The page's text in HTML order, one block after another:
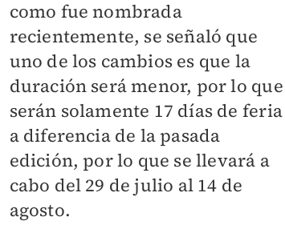
como fue nombrada
recientemente, se señaló que
uno de los cambios es que la
duración será menor, por lo que
serán solamente 17 días de feria
a diferencia de la pasada
edición, por lo que se llevará a
cabo del 29 de julio al 14 de
agosto.